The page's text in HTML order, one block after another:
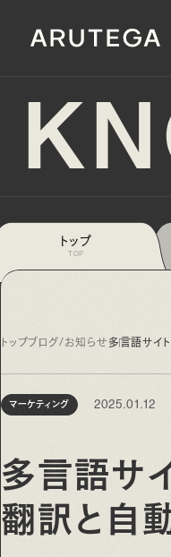
トップ
TOP
の見方【8選】
トップブログ/お知らせ多言語サイ
多言語サ
翻訳と自
マーケティング 2025.01.12